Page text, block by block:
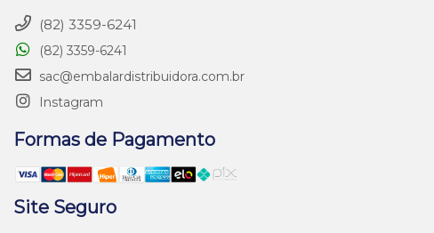
(82) 3359-6241
(82) 3359-6241
sac@embalardistribuidora.com.br
Instagram
Formas de Pagamento
Site Seguro